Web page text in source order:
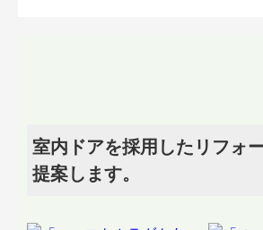
室内ドアを採用したリフォ
提案します。